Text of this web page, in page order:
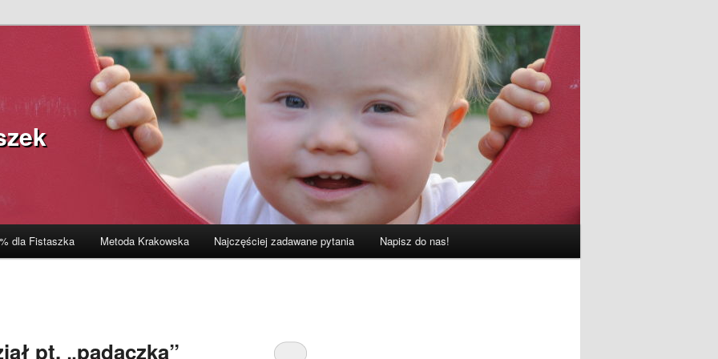
dla Fistaszka Metoda Krakowska Najczęściej zadawane pytania Napisz do nas!
pt. „padaczka”